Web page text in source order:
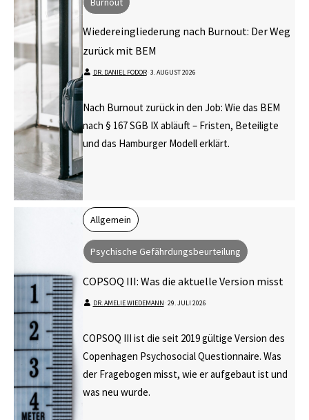
Wiedereingliederung nach Burnout: Der Weg
zurück mit BEM
DR. DANIEL FODOR⋅ 3. AUGUST 2026
Nach Burnout zurück in den Job: Wie das BEM
nach § 167 SGB IX abläuft – Fristen, Beteiligte
und das Hamburger Modell erklärt.
Allgemein
Psychische Gefährdungsbeurteilung
COPSOQ III: Was die aktuelle Version misst
DR. AMELIE WIEDEMANN⋅ 29. JULI 2026
COPSOQ III ist die seit 2019 gültige Version des
Copenhagen Psychosocial Questionnaire. Was
der Fragebogen misst, wie er aufgebaut ist und
was neu wurde.